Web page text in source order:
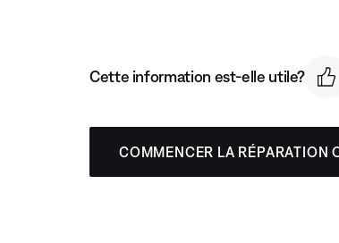
Cette information est-elle utile?
COMMENCER LA RÉPARATION